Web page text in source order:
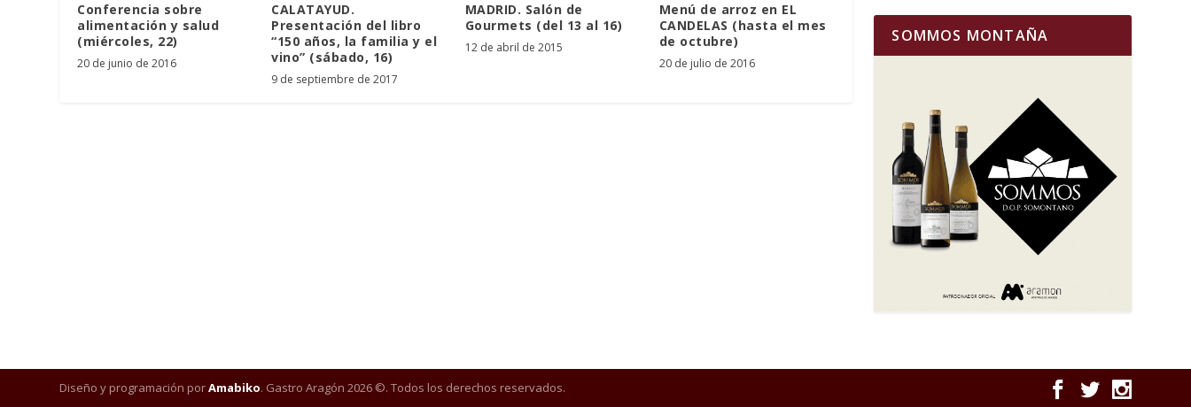
Conferencia sobre
alimentación y salud
(miércoles, 22)
20 de junio de 2016
CALATAYUD.
Presentación del libro
“150 años, la familia y el
vino” (sábado, 16)
9 de septiembre de 2017
MADRID. Salón de
Gourmets (del 13 al 16)
12 de abril de 2015
Menú de arroz en EL
CANDELAS (hasta el mes
de octubre)
20 de julio de 2016
SOMMOS MONTAÑA
Diseño y programación porAmabiko. Gastro Aragón 2026 ©. Todos los derechos reservados.